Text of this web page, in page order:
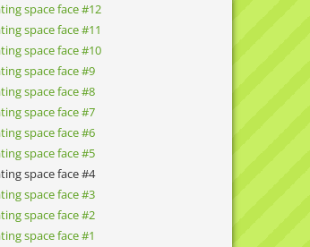
space face #12
space face #11
space face #10
space face #9
space face #8
space face #7
space face #6
space face #5
space face #4
space face #3
space face #2
space face #1